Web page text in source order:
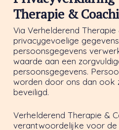
Therapie &
Via Verhelderend
privacygevoelige
persoonsgegevens
waarde aan een
persoonsgegevens.
worden door ons dan ook
beveiligd.
Verhelderend Therapie &
verantwoordelijke voor de